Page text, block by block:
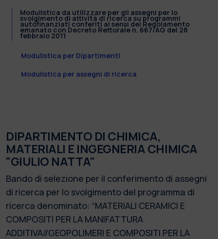
Modulistica da utilizzare per gli assegni per lo
svolgimento di attività di ricerca su programmi
autofinanziati conferiti ai sensi del Regolamento
emanato con Decreto Rettorale n. 667/AG del 28
febbraio 2011
Modulistica per Dipartimenti
Modulistica per assegni di ricerca
DIPARTIMENTO DI CHIMICA,
MATERIALI E INGEGNERIA CHIMICA
"GIULIO NATTA"
Bando di selezione per il conferimento di assegni
di ricerca per lo svolgimento del programma di
ricerca denominato: “MATERIALI CERAMICI E
COMPOSITI PER LA MANIFATTURA
ADDITIVA//GEOPOLIMERI E COMPOSITI PER LA